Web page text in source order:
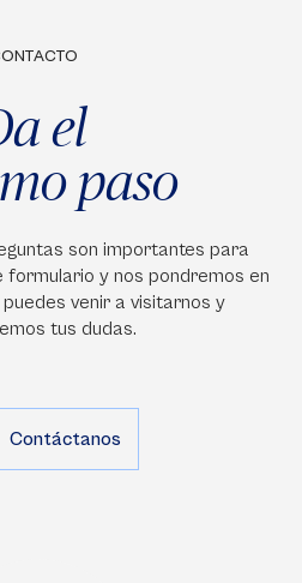
el
paso
son importantes para
formulario y nos pondremos en
venir a visitarnos y
tus dudas.
Contáctanos